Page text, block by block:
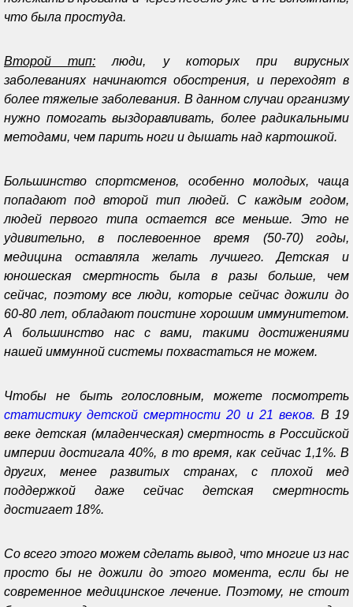
что была простуда.
Второй тип: люди, у которых при вирусных
заболеваниях начинаются обострения, и переходят в
более тяжелые заболевания. В данном случаи организму
нужно помогать выздоравливать, более радикальными
методами, чем парить ноги и дышать над картошкой.
Большинство спортсменов, особенно молодых, чаща
попадают под второй тип людей. С каждым годом,
людей первого типа остается все меньше. Это не
удивительно, в послевоенное время (50-70) годы,
медицина оставляла желать лучшего. Детская и
юношеская смертность была в разы больше, чем
сейчас, поэтому все люди, которые сейчас дожили до
60-80 лет, обладают поистине хорошим иммунитетом.
А большинство нас с вами, такими достижениями
нашей иммунной системы похвастаться не можем.
Чтобы не быть голословным, можете посмотреть
статистику детской смертности 20 и 21 веков. В 19
веке детская (младенческая) смертность в Российской
империи достигала 40%, в то время, как сейчас 1,1%. В
других, менее развитых странах, с плохой мед
поддержкой даже сейчас детская смертность
достигает 18%.
Со всего этого можем сделать вывод, что многие из нас
просто бы не дожили до этого момента, если бы не
современное медицинское лечение. Поэтому, не стоит